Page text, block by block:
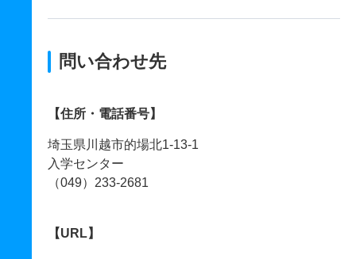
問い合わせ先
【住所・電話番号】
埼玉県川越市的場北1-13-1
入学センター
（049）233-2681
【URL】